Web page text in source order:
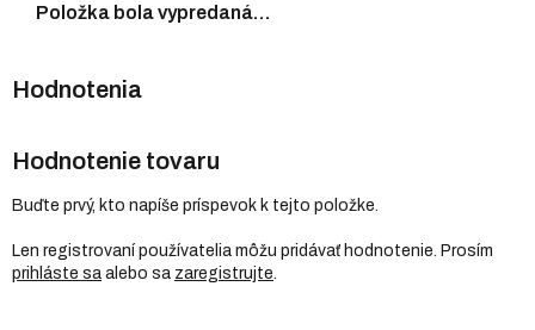
Položka bola vypredaná…
Hodnotenie tovaru
Buďte prvý, kto napíše príspevok k tejto položke.
Len registrovaní používatelia môžu pridávať hodnotenie. Prosím
prihláste sa alebo sa zaregistrujte